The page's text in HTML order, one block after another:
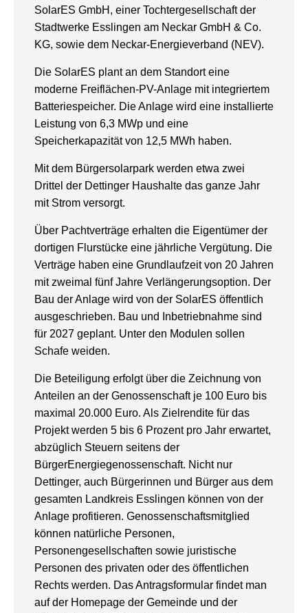
SolarES GmbH, einer Tochtergesellschaft der
Stadtwerke Esslingen am Neckar GmbH & Co.
KG, sowie dem Neckar-Energieverband (NEV).
Die SolarES plant an dem Standort eine
moderne Freiflächen-PV-Anlage mit integriertem
Batteriespeicher. Die Anlage wird eine installierte
Leistung von 6,3 MWp und eine
Speicherkapazität von 12,5 MWh haben.
Mit dem Bürgersolarpark werden etwa zwei
Drittel der Dettinger Haushalte das ganze Jahr
mit Strom versorgt.
Über Pachtverträge erhalten die Eigentümer der
dortigen Flurstücke eine jährliche Vergütung. Die
Verträge haben eine Grundlaufzeit von 20 Jahren
mit zweimal fünf Jahre Verlängerungsoption. Der
Bau der Anlage wird von der SolarES öffentlich
ausgeschrieben. Bau und Inbetriebnahme sind
für 2027 geplant. Unter den Modulen sollen
Schafe weiden.
Die Beteiligung erfolgt über die Zeichnung von
Anteilen an der Genossenschaft je 100 Euro bis
maximal 20.000 Euro. Als Zielrendite für das
Projekt werden 5 bis 6 Prozent pro Jahr erwartet,
abzüglich Steuern seitens der
BürgerEnergiegenossenschaft. Nicht nur
Dettinger, auch Bürgerinnen und Bürger aus dem
gesamten Landkreis Esslingen können von der
Anlage profitieren. Genossenschaftsmitglied
können natürliche Personen,
Personengesellschaften sowie juristische
Personen des privaten oder des öffentlichen
Rechts werden. Das Antragsformular findet man
auf der Homepage der Gemeinde und der